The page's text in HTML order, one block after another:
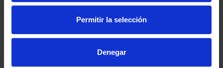
Permitir la selección
Denegar